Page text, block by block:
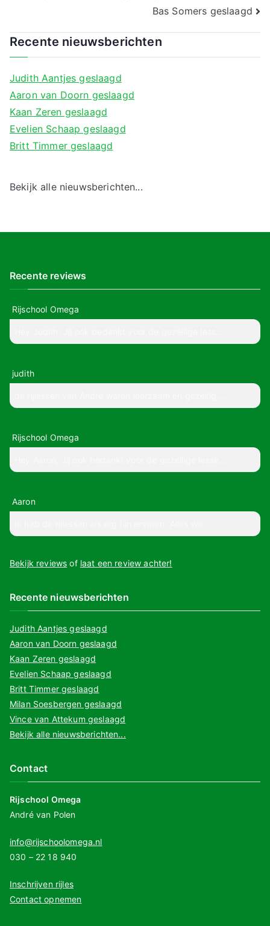
Bas Somers geslaagd
Recente nieuwsberichten
Judith Aantjes geslaagd
Aaron van Doorn geslaagd
Kaan Zeren geslaagd
Evelien Schaap geslaagd
Britt Timmer geslaagd
Bekijk alle nieuwsberichten...
Recente reviews
Rijschool Omega
judith
Rijschool Omega
Aaron
Bekijk reviews of laat een review achter!
Recente nieuwsberichten
Judith Aantjes geslaagd
Aaron van Doorn geslaagd
Kaan Zeren geslaagd
Evelien Schaap geslaagd
Britt Timmer geslaagd
Milan Soesbergen geslaagd
Vince van Attekum geslaagd
Bekijk alle nieuwsberichten...
Contact
Rijschool Omega
André van Polen
info@rijschoolomega.nl
030 – 22 18 940
Inschrijven rijles
Contact opnemen